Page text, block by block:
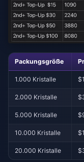
Packungsgröße
1.000 Kristalle
2.000 Kristalle
5.000 Kristalle
10.000 Kristalle
20.000 Kristalle